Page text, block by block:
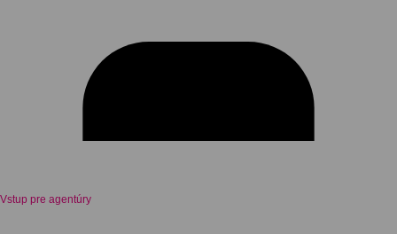
Vstup pre agentúry